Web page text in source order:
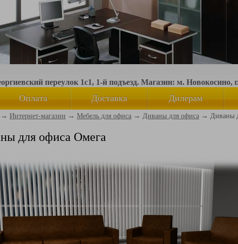
переулок 1с1, 1-й подъезд. Магазин: м.
Оплата Доставка Дилерам
→ Интернет-магазин → Мебель для офиса → Диваны для офиса → Диваны
для офиса Омега